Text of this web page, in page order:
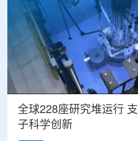
全球228座研究堆运行
子科学创新